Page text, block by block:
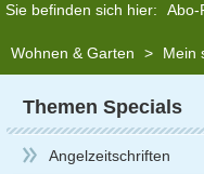
Sie befinden sich hier: Abo-
Wohnen & Garten > Mein
Themen Specials
Angelzeitschriften